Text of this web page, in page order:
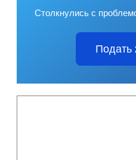
Столкнулись с
Подать